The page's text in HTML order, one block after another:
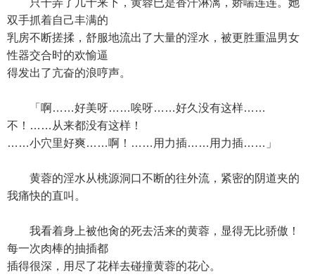
只干弄了几十来下，黄蓉已是香汗淋漓，娇喘连连。她
双手抓着自己丰满的
乳房不断搓揉，舒服地流出了大量的淫水，被更胜重温男女
性器交合时的欢愉逼
得发出了亢奋的浪哼声。
「啊……好美呀……唉呀……好久没有这样……
不！……从来都没有这样！
……小穴里好爽……啊！……用力插……用力插……」
黄蓉的淫水从桃源洞口不断的往外流，紧密的阴道夹的
我痛快的直叫。
我看着身上被他肏的死去活来的黄蓉，显得无比骄傲！
每一次肉棒的抽插都
插得很深，用尽了花样去碰撞黄蓉的花心。